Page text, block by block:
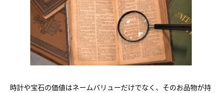
時計や宝石の価値はネームバリューだけでなく、そのお品物が持